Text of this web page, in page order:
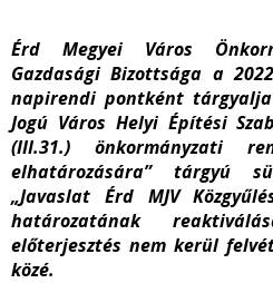
Érd Megyei Város
Gazdasági Bizottsága a
napirendi pontként
Jogú Város Helyi Építési
(III.31.) önkormányzati
elhatározására” tárgyú
„Javaslat Érd MJV
határozatának
előterjesztés nem kerül
közé.